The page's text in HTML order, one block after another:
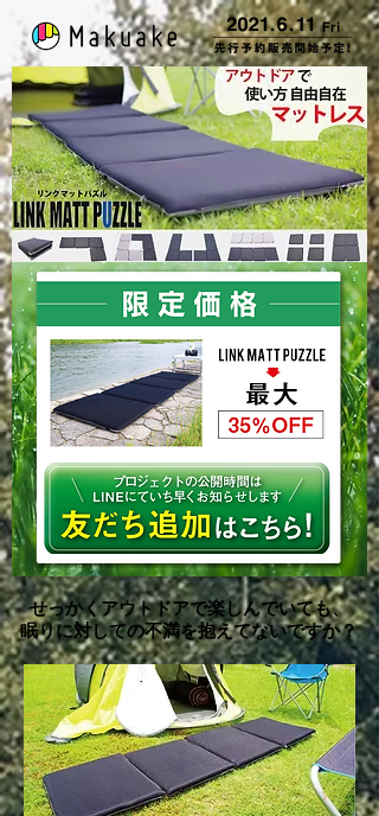
せっかくアウトドアで楽しんでいても、
眠りに対しての不満を抱えてないですか？